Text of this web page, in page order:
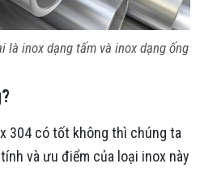
là inox dạng tấm và inox dạng ống
304 có tốt không thì chúng ta
và ưu điểm của loại inox này